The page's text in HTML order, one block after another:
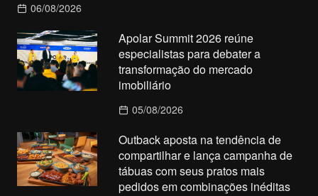
06/08/2026
Apolar Summit 2026 reúne
especialistas para debater a
transformação do mercado
imobiliário
05/08/2026
Outback aposta na tendência de
compartilhar e lança campanha de
tábuas com seus pratos mais
pedidos em combinações inéditas